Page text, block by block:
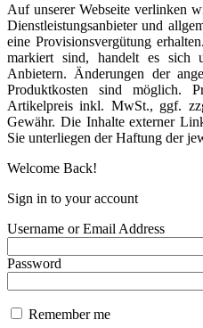
Auf unserer Webseite verlinken
Dienstleistungsanbieter und
eine Provisionsvergütung
markiert sind, handelt es sich
Anbietern. Änderungen der
Produktkosten sind möglich.
Artikelpreis inkl. MwSt., ggf.
Gewähr. Die Inhalte externer
Sie unterliegen der Haftung der
Welcome Back!
Sign in to your account
Username or Email Address
Password
Remember me